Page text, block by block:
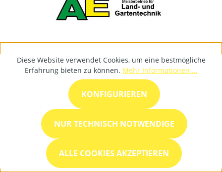
Diese Website verwendet Cookies, um eine bestmögliche
Erfahrung bieten zu können. Mehr Informationen ...
NUR TECHNISCH NOTWENDIGE
KONFIGURIEREN
ALLE COOKIES AKZEPTIEREN